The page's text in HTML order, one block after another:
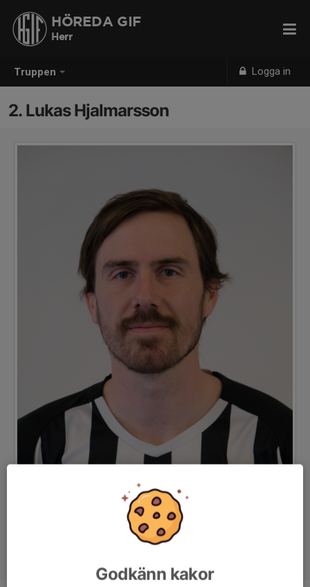
Truppen Logga in
HÖREDA GIF
Herr
2. Lukas Hjalmarsson
Godkänn kakor